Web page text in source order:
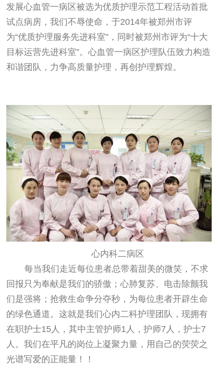
发展心血管一病区被选为优质护理示范工程活动首批
试点病房，我们不辱使命，于2014年被郑州市评
为“优质护理服务先进科室”，同时被郑州市评为“十大
目标运营先进科室”。心血管一病区护理队伍致力构造
和谐团队，力争高质量护理，再创护理辉煌。
心内科二病区
每当我们走近每位患者总带着甜美的微笑，不求
回报只为奉献是我们的骄傲；心肺复苏、电击除颤我
们是强将；抢救生命争分夺秒，为每位患者开辟生命
的绿色通道。这就是我们心内二科护理团队，现拥有
在职护士15人，其中主管护师1人，护师7人，护士7
人。我们在平凡的岗位上凝聚力量，用自己的荧荧之
光谱写爱的正能量！！